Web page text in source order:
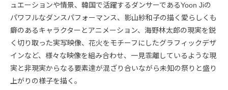
ュエーションや情景、韓国で活躍するダンサーであるYoon Jiの
パワフルなダンスパフォーマンス、影山紗和子の描く愛らしくも
癖のあるキャラクターとアニメーション、海野林太郎の現実を鋭
く切り取った実写映像、花火をモチーフにしたグラフィックデザ
インなど、様々な映像を組み合わせ、一見乖離しているような現
実と非現実からなる要素達が混ざり合いながら未知の祭りと盛り
上がりの様子を描く。